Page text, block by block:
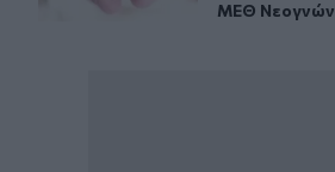
ΜΕΘ Νεογνών